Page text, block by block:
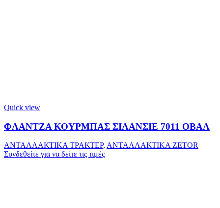
Quick view
ΦΛΑΝΤΖΑ ΚΟΥΡΜΠΑΣ ΣΙΛΑΝΣΙΕ 7011 ΟΒΑΛ
ΑΝΤΑΛΛΑΚΤΙΚΑ ΤΡΑΚΤΕΡ, ΑΝΤΑΛΛΑΚΤΙΚΑ ZETOR
Συνδεθείτε για να δείτε τις τιμές